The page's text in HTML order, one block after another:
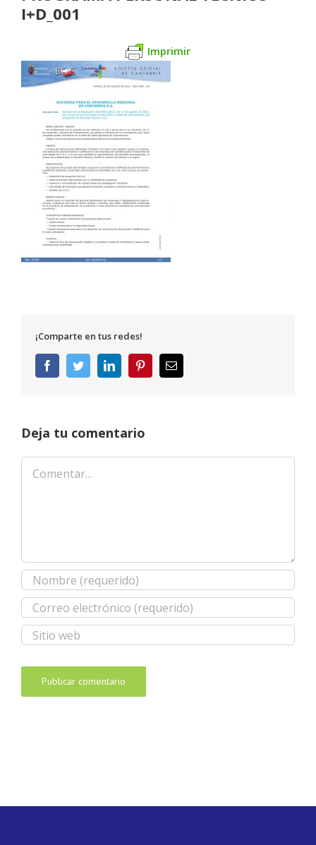
I+D_001
Imprimir
¡Comparte en tus redes!
FacebookTwitterLinkedInPinterestCorreo
electrónico
Deja tu comentario
Comentar